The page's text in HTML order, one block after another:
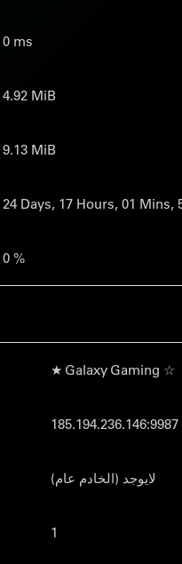
0 ms
4.92 MiB
9.13 MiB
24 Days, 17 Hours, 01 Mins,
0 %
★ Galaxy Gaming ☆
185.194.236.146:9987
(لايوجد (الخادم عام
1